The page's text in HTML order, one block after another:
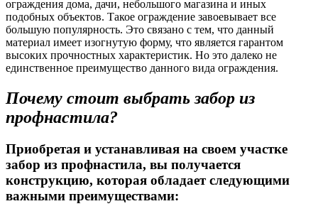
ограждения дома, дачи, небольшого магазина и иных
подобных объектов. Такое ограждение завоевывает все
большую популярность. Это связано с тем, что данный
материал имеет изогнутую форму, что является гарантом
высоких прочностных характеристик. Но это далеко не
единственное преимущество данного вида ограждения.
Почему стоит выбрать забор из
профнастила?
Приобретая и устанавливая на своем участке
забор из профнастила, вы получается
конструкцию, которая обладает следующими
важными преимуществами: